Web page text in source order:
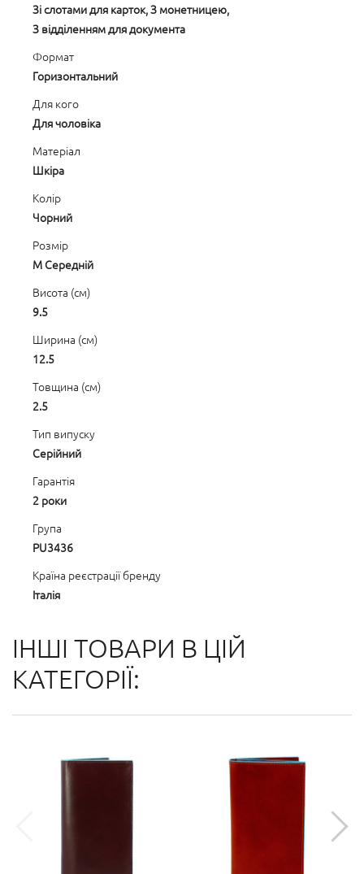
Зі слотами для карток, З монетницею,
З відділенням для документа
Формат
Горизонтальний
Для кого
Для чоловіка
Матеріал
Шкіра
Колір
Чорний
Розмір
M Середній
Висота (см)
9.5
Ширина (см)
12.5
Товщина (см)
2.5
Тип випуску
Серійний
Гарантія
2 роки
Група
PU3436
Країна реєстрації бренду
Італія
ІНШІ ТОВАРИ В ЦІЙ
КАТЕГОРІЇ: